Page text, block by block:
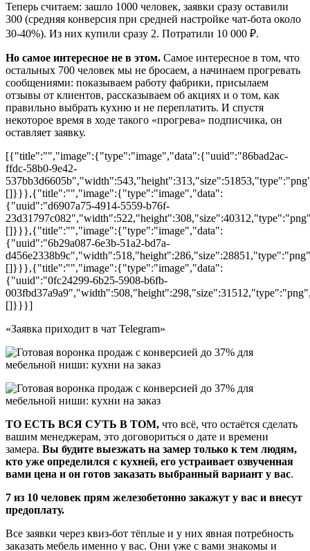
Теперь считаем: зашло 1000 человек, заявки сразу оставили
300 (средняя конверсия при средней настройке чат-бота около
30-40%). Из них купили сразу 2. Потратили 10 000 ₽.
Но самое интересное не в этом. Самое интересное в том, что
остальных 700 человек мы не бросаем, а начинаем прогревать
сообщениями: показываем работу фабрики, присылаем
отзывы от клиентов, рассказываем об акциях и о том, как
правильно выбрать кухню и не переплатить. И спустя
некоторое время в ходе такого «прогрева» подписчика, он
оставляет заявку.
[{"title":"","image":{"type":"image","data":{"uuid":"86bad2ac-
ffdc-58b0-9e42-
[]}}},{"title":"","image":{"type":"image","data":
{"uuid":"d6907a75-4914-5559-b76f-
[]}}},{"title":"","image":{"type":"image","data":
{"uuid":"6b29a087-6e3b-51a2-bd7a-
[]}}},{"title":"","image":{"type":"image","data":
{"uuid":"0fc24299-6b25-5908-b6fb-
[]}}}]
«Заявка приходит в чат Telegram»
ТО ЕСТЬ ВСЯ СУТЬ В ТОМ, что всё, что остаётся сделать
вашим менеджерам, это договориться о дате и времени
замера. Вы будите выезжать на замер только к тем людям,
кто уже определился с кухней, его устраивает озвученная
вами цена и он готов заказать выбранный вариант у вас.
7 из 10 человек прям железобетонно закажут у вас и внесут
предоплату.
Все заявки через квиз-бот тёплые и у них явная потребность
заказать мебель именно у вас. Они уже с вами знакомы и